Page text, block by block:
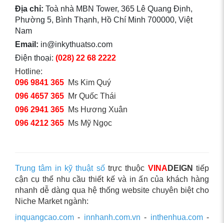
Địa chỉ: Toà nhà MBN Tower, 365 Lê Quang Định,
Phường 5, Bình Thạnh, Hồ Chí Minh 700000, Việt
Nam
Email: in@inkythuatso.com
Điện thoại: (028) 22 68 2222
Hotline:
096 9841 365 Ms Kim Quý
096 4657 365 Mr Quốc Thái
096 2941 365 Ms Hương Xuân
096 4212 365 Ms Mỹ Ngọc
Trung tâm in kỹ thuật sốtrực thuộc VINA DEIGN tiếp
cận cụ thể nhu cầu thiết kế và in ấn của khách hàng
nhanh dễ dàng qua hệ thống website chuyên biệt cho
Niche Market ngành:
inquangcao.com - innhanh.com.vn - inthenhua.com-